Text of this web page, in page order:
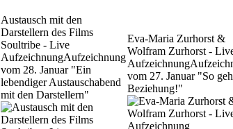
Austausch mit den
Darstellern des Films
Soultribe - Live
AufzeichnungAufzeichnung
vom 28. Januar "Ein
lebendiger Austauschabend
mit den Darstellern"
Eva-Maria Zurhorst &
Wolfram Zurhorst -
Aufzeichnung
vom 27. Januar "So
Beziehung!"